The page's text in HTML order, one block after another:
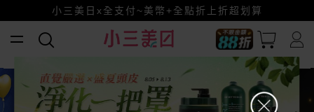
賺美幣~換好禮~立即換GO~
小三美日x全支付~美幣+全點折上折超划算
全館88折爸氣加倍！